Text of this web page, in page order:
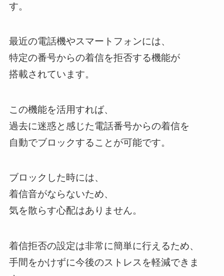
す。
最近の電話機やスマートフォンには、
特定の番号からの着信を拒否する機能が
搭載されています。
この機能を活用すれば、
過去に迷惑と感じた電話番号からの着信を
自動でブロックすることが可能です。
ブロックした時には、
着信音がならないため、
気を散らす心配はありません。
着信拒否の設定は非常に簡単に行えるため、
手間をかけずに今後のストレスを軽減できま